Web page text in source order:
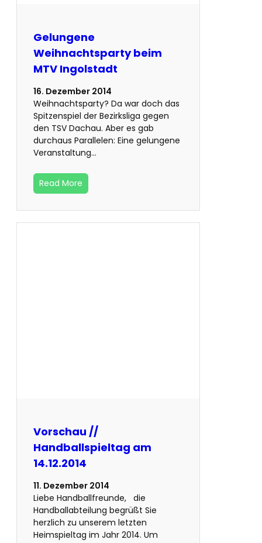
Gelungene
Weihnachtsparty beim
MTV Ingolstadt
16. Dezember 2014
Weihnachtsparty? Da war doch das
Spitzenspiel der Bezirksliga gegen
den TSV Dachau. Aber es gab
durchaus Parallelen: Eine gelungene
Veranstaltung…
Read More
Vorschau //
Handballspieltag am
14.12.2014
11. Dezember 2014
Liebe Handballfreunde, die
Handballabteilung begrüßt Sie
herzlich zu unserem letzten
Heimspieltag im Jahr 2014. Um